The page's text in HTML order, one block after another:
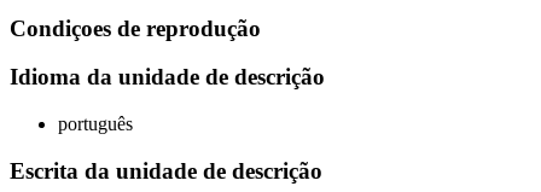
Condiçoes de reprodução
Idioma da unidade de descrição
português
Escrita da unidade de descrição